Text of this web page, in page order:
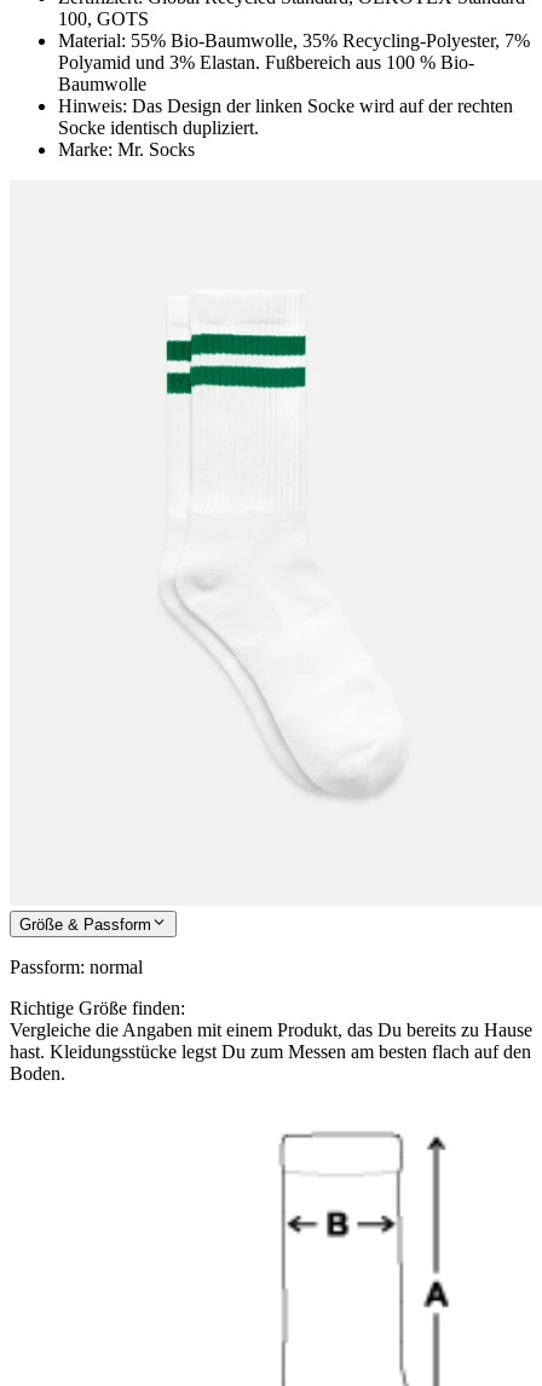
100, GOTS
Material: 55% Bio-Baumwolle, 35% Recycling-Polyester, 7%
Polyamid und 3% Elastan. Fußbereich aus 100 % Bio-
Baumwolle
Hinweis: Das Design der linken Socke wird auf der rechten
Socke identisch dupliziert.
Marke: Mr. Socks
Größe & Passform
Passform: normal
Richtige Größe finden:
Vergleiche die Angaben mit einem Produkt, das Du bereits zu Hause
hast. Kleidungsstücke legst Du zum Messen am besten flach auf den
Boden.